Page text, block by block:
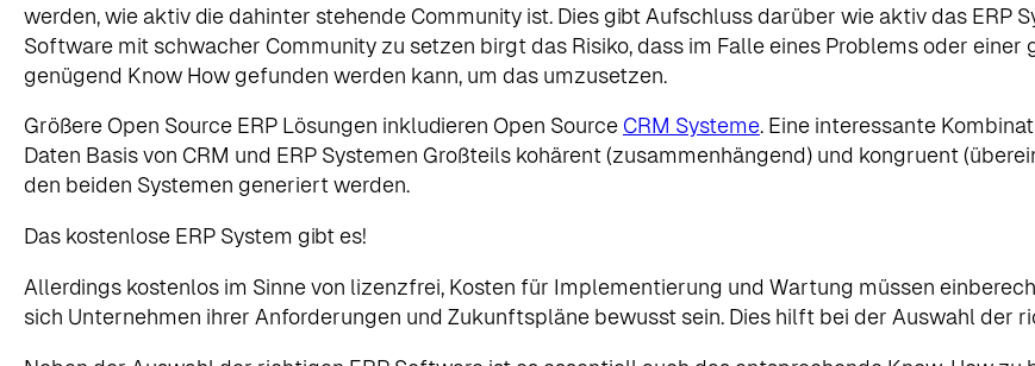
werden, wie aktiv die dahinter stehende Community ist. Dies gibt Aufschluss darüber wie aktiv das
Software mit schwacher Community zu setzen birgt das Risiko, dass im Falle eines Problems oder
genügend Know How gefunden werden kann, um das umzusetzen.
Größere Open Source ERP Lösungen inkludieren Open Source CRM Systeme. Eine interessante
Daten Basis von CRM und ERP Systemen Großteils kohärent (zusammenhängend) und kongruent
den beiden Systemen generiert werden.
Das kostenlose ERP System gibt es!
Allerdings kostenlos im Sinne von lizenzfrei, Kosten für Implementierung und Wartung müssen
sich Unternehmen ihrer Anforderungen und Zukunftspläne bewusst sein. Dies hilft bei der Auswahl der